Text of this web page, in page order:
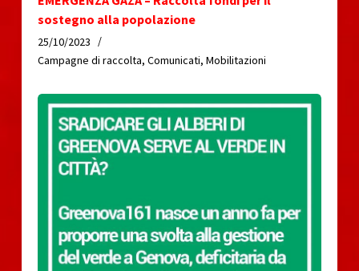
sostegno alla popolazione
25/10/2023
Campagne di raccolta, Comunicati, Mobilitazioni